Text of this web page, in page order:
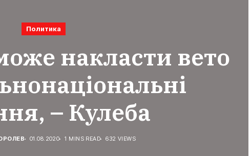
Политика
накласти вето
– Кулеба
01.08.2020 1 MINS READ 632 VIEWS